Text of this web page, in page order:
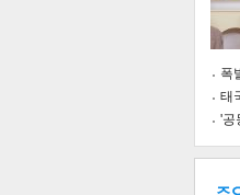
폭
태
'공